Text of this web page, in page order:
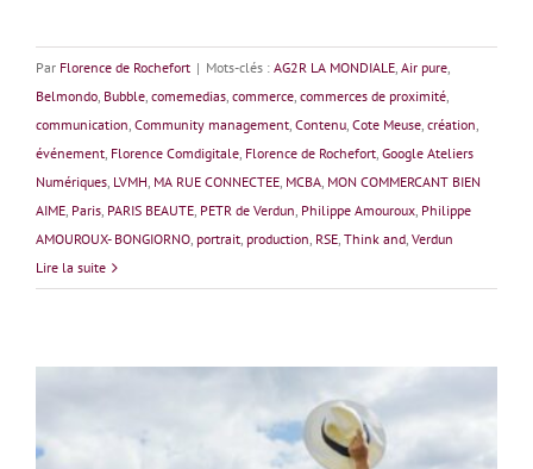
Par Florence de Rochefort | Mots-clés : AG2R LA MONDIALE, Air pure,
Belmondo, Bubble, comemedias, commerce, commerces de proximité,
communication, Community management, Contenu, Cote Meuse, création,
événement, Florence Comdigitale, Florence de Rochefort, Google Ateliers
Numériques, LVMH, MA RUE CONNECTEE, MCBA, MON COMMERCANT BIEN
AIME, Paris, PARIS BEAUTE, PETR de Verdun, Philippe Amouroux, Philippe
AMOUROUX- BONGIORNO, portrait, production, RSE, Think and, Verdun
Lire la suite